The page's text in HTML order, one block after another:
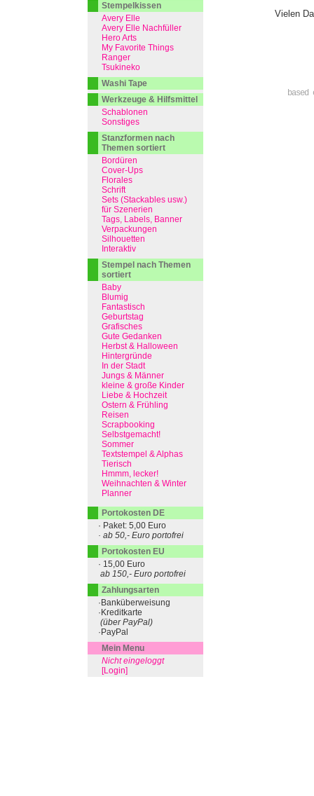
Vielen
Stempelkissen
Avery Elle
Avery Elle Nachfüller
Hero Arts
My Favorite Things
Ranger
Tsukineko
Washi Tape
Werkzeuge & Hilfsmittel
Schablonen
Sonstiges
Stanzformen nach
Themen sortiert
Bordüren
Cover-Ups
Florales
Schrift
Sets (Stackables usw.)
für Szenerien
Tags, Labels, Banner
Verpackungen
Silhouetten
Interaktiv
Stempel nach Themen
sortiert
Baby
Blumig
Fantastisch
Geburtstag
Grafisches
Gute Gedanken
Herbst & Halloween
Hintergründe
In der Stadt
Jungs & Männer
kleine & große Kinder
Liebe & Hochzeit
Ostern & Frühling
Reisen
Scrapbooking
Selbstgemacht!
Sommer
Textstempel & Alphas
Tierisch
Hmmm, lecker!
Weihnachten & Winter
Planner
Portokosten DE
· Paket: 5,00 Euro
· ab 50,- Euro portofrei
Portokosten EU
· 15,00 Euro
ab 150,- Euro portofrei
Zahlungsarten
·Banküberweisung
·Kreditkarte
(über PayPal)
·PayPal
Mein Menu
Nicht eingeloggt
[Login]